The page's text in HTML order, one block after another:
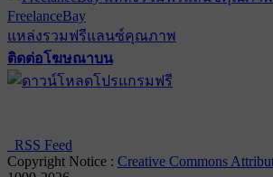
FreelanceBay
แหล่งรวมฟรีแลนซ์คุณภาพ
ติดต่อโฆษณาบน
RSS Feed
Copyright Notice : Creative Commons